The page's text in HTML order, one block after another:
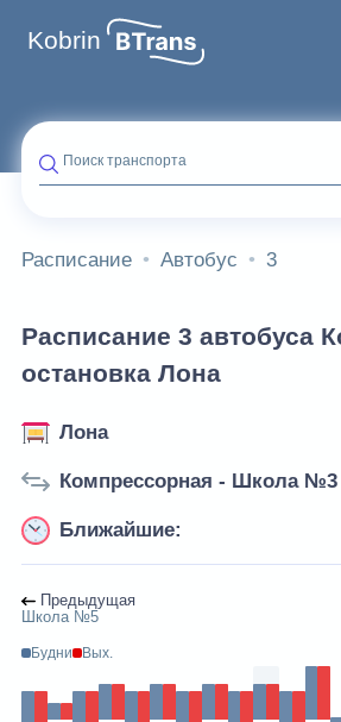
Kobrin
Поиск транспорта
Расписание Автобус 3
Расписание 3 автобуса
остановка Лона
Лона
Компрессорная - Школа №3
Ближайшие:
Предыдущая
Школа №5
Будни Вых.